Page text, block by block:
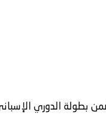
بطولة الدوري